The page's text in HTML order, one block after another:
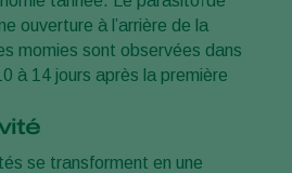
ouverture à l’arrière de la
momies sont observées dans
à 14 jours après la première
se transforment en une